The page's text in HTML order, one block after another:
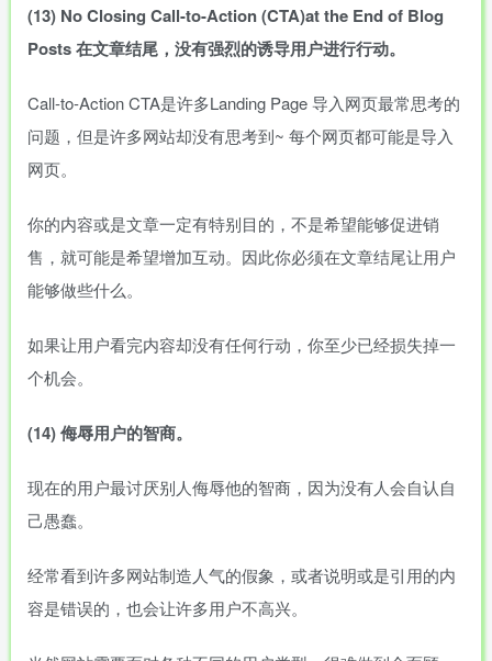
(13) NoClosing Call-to-Action(CTA)atthe Endof Blog
Posts在文章结尾，没有强烈的诱导用户进行行动。
Call-to-ActionCTA是许多Landing Page导入网页最常思考的
问题，但是许多网站却没有思考到~ 每个网页都可能是导入
网页。
你的内容或是文章一定有特别目的，不是希望能够促进销
售，就可能是希望增加互动。因此你必须在文章结尾让用户
能够做些什么。
如果让用户看完内容却没有任何行动，你至少已经损失掉一
个机会。
(14)侮辱用户的智商。
现在的用户最讨厌别人侮辱他的智商，因为没有人会自认自
己愚蠢。
经常看到许多网站制造人气的假象，或者说明或是引用的内
容是错误的，也会让许多用户不高兴。